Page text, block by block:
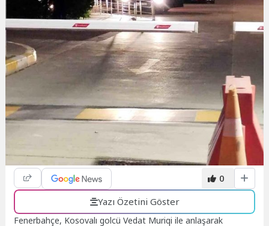
0
Yazı Özetini Göster
Fenerbahçe, Kosovalı golcü Vedat Muriqi ile anlaşarak